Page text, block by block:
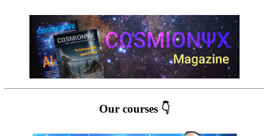
Our courses 👇